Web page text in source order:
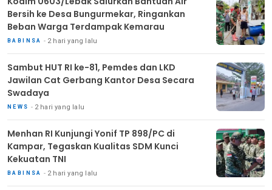
Bersih ke Desa Bungurmekar, Ringankan
Beban Warga Terdampak Kemarau
BABINSA 2 hari yang lalu
Sambut HUT RI ke-81, Pemdes dan LKD
Jawilan Cat Gerbang Kantor Desa Secara
Swadaya
NEWS 2 hari yang lalu
Menhan RI Kunjungi Yonif TP 898/PC di
Kampar, Tegaskan Kualitas SDM Kunci
Kekuatan TNI
BABINSA 2 hari yang lalu